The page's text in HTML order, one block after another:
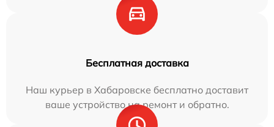
Бесплатная доставка
Наш курьер в Хабаровске бесплатно доставит
ваше устройство на ремонт и обратно.